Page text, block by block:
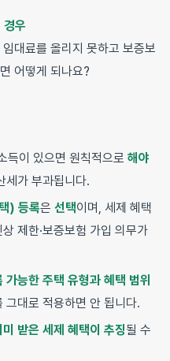
우
대료를 올리지 못하고 보증보
어떻게 되나요?
득이 있으면 원칙적으로 해야
세가 부과됩니다.
) 등록은 선택이며, 세제 혜택
제한·보증보험 가입 의무가
가능한 주택 유형과 혜택 범위
그대로 적용하면 안 됩니다.
미 받은 세제 혜택이 추징될 수